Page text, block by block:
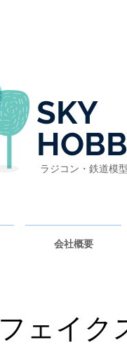
SKY
ラジコン・鉄道模
会社概要
フェイク